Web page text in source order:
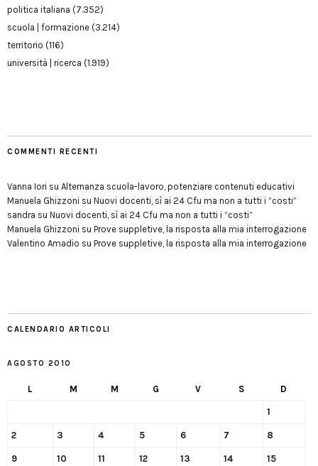
politica italiana (7.352)
scuola | formazione (3.214)
territorio (116)
università | ricerca (1.919)
COMMENTI RECENTI
Vanna Iori su Alternanza scuola-lavoro, potenziare contenuti educativi
Manuela Ghizzoni su Nuovi docenti, sì ai 24 Cfu ma non a tutti i “costi”
sandra su Nuovi docenti, sì ai 24 Cfu ma non a tutti i “costi”
Manuela Ghizzoni su Prove suppletive, la risposta alla mia interrogazione
Valentino Amadio su Prove suppletive, la risposta alla mia interrogazione
CALENDARIO ARTICOLI
AGOSTO 2010
L M M G V S D
1
2 3 4 5 6 7 8
9 10 11 12 13 14 15